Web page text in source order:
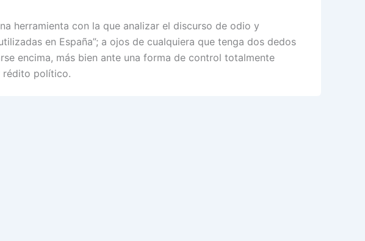
herramienta con la que analizar el discurso de odio y
en España”; a ojos de cualquiera que tenga dos dedos
encima, más bien ante una forma de control totalmente
rédito político.